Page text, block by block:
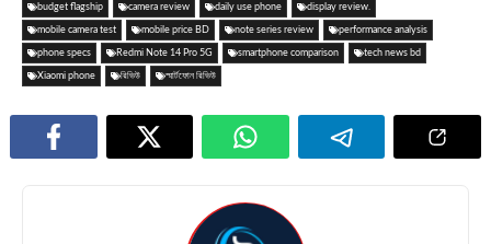
budget flagship camera review daily use phone display review.
mobile camera test mobile price BD note series review performance analysis
phone specs Redmi Note 14 Pro 5G smartphone comparison tech news bd
Xiaomi phone রিভিউ স্মার্টফোন রিভিউ